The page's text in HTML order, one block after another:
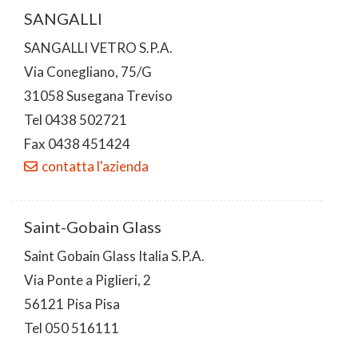
SANGALLI
SANGALLI VETRO S.P.A.
Via Conegliano, 75/G
31058 Susegana Treviso
Tel 0438 502721
Fax 0438 451424
contatta l'azienda
Saint-Gobain Glass
Saint Gobain Glass Italia S.P.A.
Via Ponte a Piglieri, 2
56121 Pisa Pisa
Tel 050 516111